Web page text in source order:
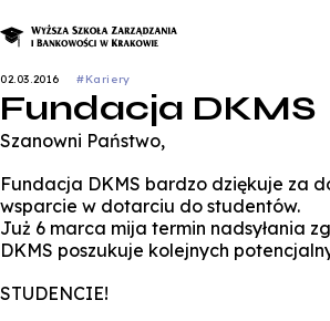
Studia
02.03.2016 #Kariery
Fundacja DKMS
Szanowni Państwo,
Fundacja DKMS bardzo dziękuje za
wsparcie w dotarciu do studentów.
Już 6 marca mija termin nadsyłania
DKMS poszukuje kolejnych
STUDENCIE!